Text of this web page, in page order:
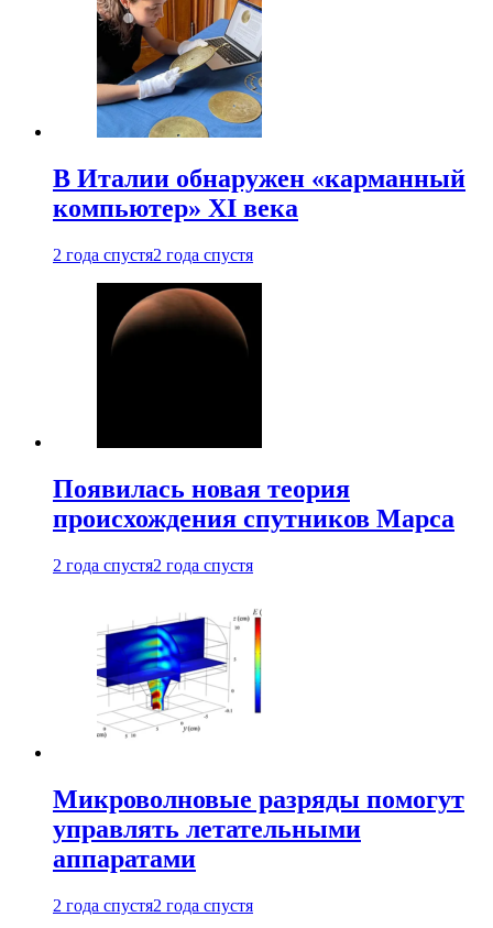
В Италии обнаружен «карманный
компьютер» XI века
2 года спустя2 года спустя
Появилась новая теория
происхождения спутников Марса
2 года спустя2 года спустя
Микроволновые разряды помогут
управлять летательными
аппаратами
2 года спустя2 года спустя